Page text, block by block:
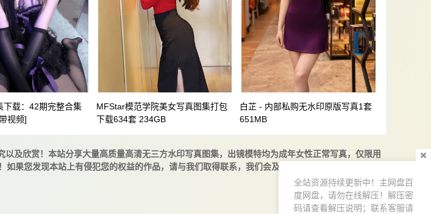
下载：42期完整合集
视频]
MFStar模范学院美女写真图集打包
下载634套 234GB
白芷 - 内部私购无水印原版写真1套
651MB
及欣赏！本站分享大量高质量高清无三方水印写真图集，出镜模特均为成年女性正常写真，仅限用
果您发现本站上有侵犯您的权益的作品，请与我们取得联系，我们会及时删除或者修改，邮箱：i-ki
全站资源持续更新中！主网盘百
度网盘，请勿在线解压！解压密
码请查看解压说明；联系客服请